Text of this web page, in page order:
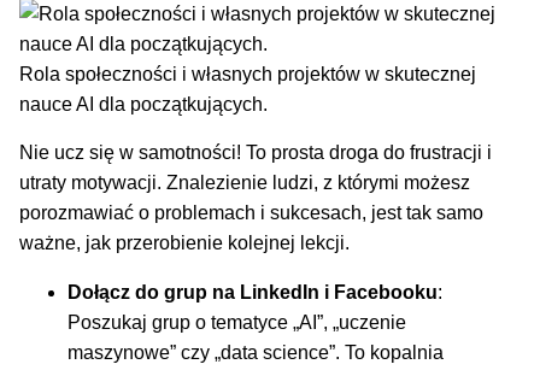
Rola społeczności i własnych projektów w skutecznej
nauce AI dla początkujących.
Nie ucz się w samotności! To prosta droga do frustracji i
utraty motywacji. Znalezienie ludzi, z którymi możesz
porozmawiać o problemach i sukcesach, jest tak samo
ważne, jak przerobienie kolejnej lekcji.
Dołącz do grup na LinkedIn i Facebooku:
Poszukaj grup o tematyce „AI”, „uczenie
maszynowe” czy „data science”. To kopalnia